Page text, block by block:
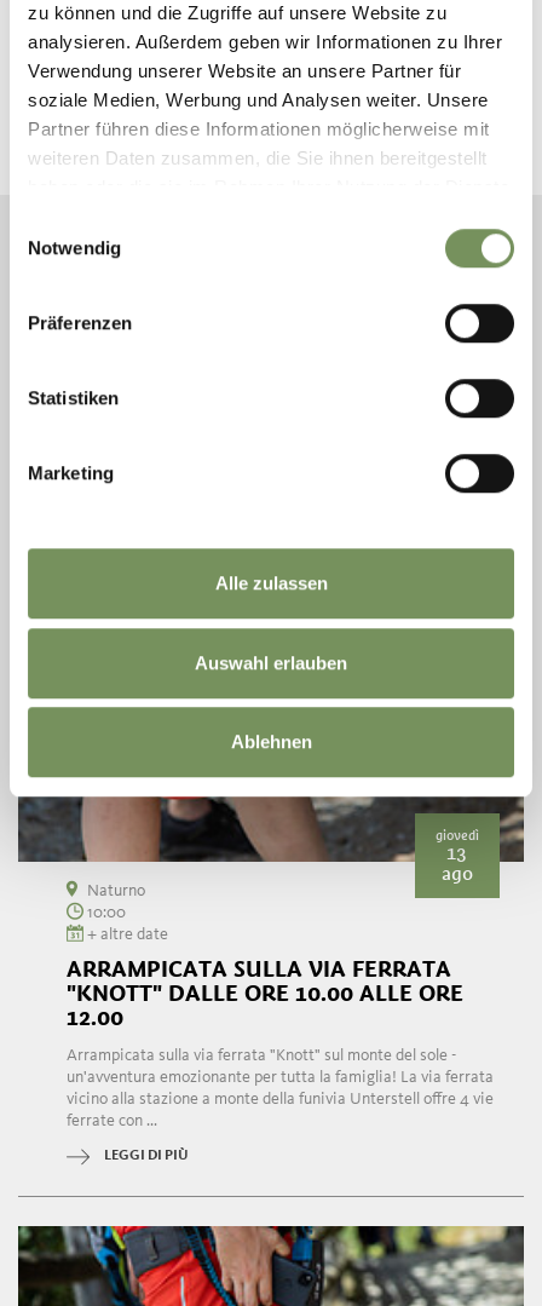
zu können und die Zugriffe auf unsere Website zu
analysieren. Außerdem geben wir Informationen zu Ihrer
Verwendung unserer Website an unsere Partner für
soziale Medien, Werbung und Analysen weiter. Unsere
Partner führen diese Informationen möglicherweise mit
weiteren Daten zusammen, die Sie ihnen bereitgestellt
Notwendig
Präferenzen
Statistiken
Marketing
Alle zulassen
Auswahl erlauben
Ablehnen
LO SPIRITO BUONO DI UNTERSTELL
ARRAMPICATA SULLA VIA
Ogni giovedì – la tua avventura verticale inizia qui
giovedì
13
ago
Naturno
10:00
+ altre date
ARRAMPICATA SULLA VIA FERRATA
"KNOTT" DALLE ORE 10.00 ALLE ORE
12.00
Arrampicata sulla via ferrata "Knott" sul monte del sole -
un'avventura emozionante per tutta la famiglia! La via ferrata
vicino alla stazione a monte della funivia Unterstell offre 4 vie
ferrate con ...
LEGGI DI PIÙ